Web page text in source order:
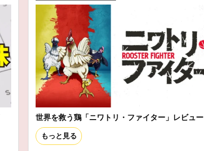
世界を救う鶏「ニワトリ・ファイター」レビュー
もっと見る